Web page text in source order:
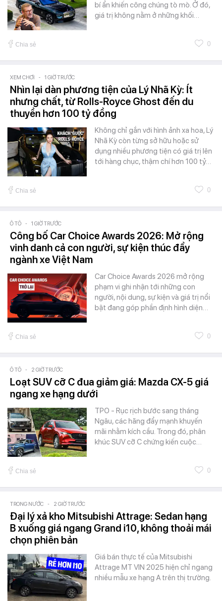
bí ẩn khiến công chúng tò mò. Ở đó,
giá trị không nằm ở những khối…
Chia sẻ 0
XEM CHƠI - 1 GIỜ TRƯỚC
Nhìn lại dàn phương tiện của Lý Nhã Kỳ: Ít
nhưng chất, từ Rolls-Royce Ghost đến du
thuyền hơn 100 tỷ đồng
Không chỉ gắn với hình ảnh xa hoa, Lý
Nhã Kỳ còn từng sở hữu hoặc sử
dụng nhiều phương tiện có giá trị lên
tới hàng chục, thậm chí hơn 100 tỷ…
Chia sẻ 0
Ô TÔ - 1 GIỜ TRƯỚC
Công bố Car Choice Awards 2026: Mở rộng
vinh danh cả con người, sự kiện thúc đẩy
ngành xe Việt Nam
Car Choice Awards 2026 mở rộng
phạm vi ghi nhận tới những con
người, nội dung, sự kiện và giá trị nổi
bật đang góp phần định hình diện…
Chia sẻ 0
Ô TÔ - 2 GIỜ TRƯỚC
Loạt SUV cỡ C đua giảm giá: Mazda CX-5 giá
ngang xe hạng dưới
TPO - Rục rịch bước sang tháng
Ngâu, các hãng đẩy mạnh khuyến
mãi nhằm kích cầu. Trong đó, phân
khúc SUV cỡ C chứng kiến cuộc…
Chia sẻ 0
TRONG NƯỚC - 2 GIỜ TRƯỚC
Đại lý xả kho Mitsubishi Attrage: Sedan hạng
B xuống giá ngang Grand i10, không thoải mái
chọn phiên bản
Giá bán thực tế của Mitsubishi
Attrage MT VIN 2025 hiện chỉ ngang
nhiều mẫu xe hạng A trên thị trường.